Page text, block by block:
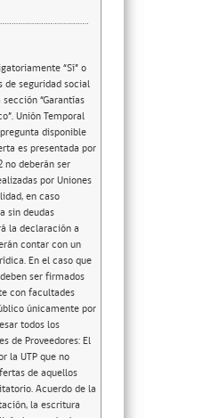
“Sí” o
de seguridad social
“Garantías
Unión Temporal
disponible
es presentada por
no deberán ser
por Uniones
en caso
sin deudas
la declaración a
contar con un
En el caso que
ser firmados
con facultades
únicamente por
todos los
de Proveedores: El
la UTP que no
de aquellos
Acuerdo de la
la escritura